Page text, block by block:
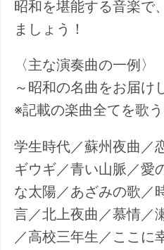
昭和を堪能する音楽で
ましょう！
〈主な演奏曲の一例〉
～昭和の名曲をお届け
※記載の楽曲全てを歌
学生時代／蘇州夜曲／
ギウギ／青い山脈／愛
な太陽／あざみの歌／
言／北上夜曲／慕情／
／高校三年生／ここに